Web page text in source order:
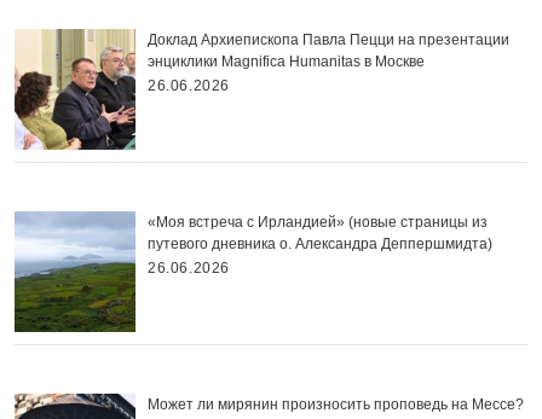
Доклад Архиепископа Павла Пецци на презентации
энциклики Magnifica Нumanitas в Москве
26.06.2026
«Моя встреча с Ирландией» (новые страницы из
путевого дневника о. Александра Деппершмидта)
26.06.2026
Может ли мирянин произносить проповедь на Мессе?